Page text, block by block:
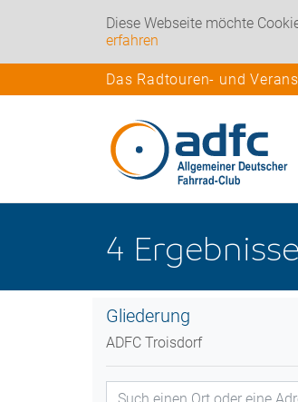
Diese Webseite möchte
erfahren
Das Radtouren- und
4 Ergebnisse
Gliederung
ADFC Troisdorf